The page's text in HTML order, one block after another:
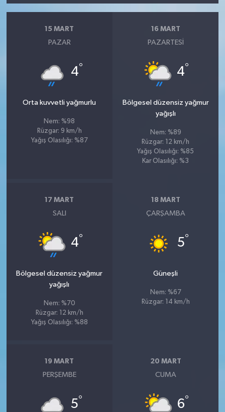
15 MART
PAZAR
4°
Orta kuvvetli yağmurlu
Nem: %98
Rüzgar: 9 km/h
Yağış Olasılığı: %87
16 MART
PAZARTESI
4°
Bölgesel düzensiz yağmur
yağışlı
Nem: %89
Rüzgar: 12 km/h
Yağış Olasılığı: %85
Kar Olasılığı: %3
17 MART
SALI
4°
Bölgesel düzensiz yağmur
yağışlı
Nem: %70
Rüzgar: 12 km/h
Yağış Olasılığı: %88
18 MART
ÇARŞAMBA
5°
Güneşli
Nem: %67
Rüzgar: 14 km/h
19 MART
PERŞEMBE
5°
20 MART
CUMA
6°